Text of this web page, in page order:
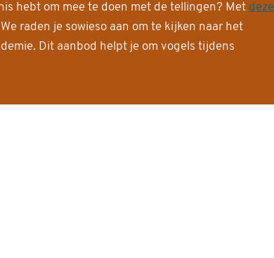
hebt om mee te doen met de tellingen? Met deze
raden je sowieso aan om te kijken naar het
Dit aanbod helpt je om vogels tijdens